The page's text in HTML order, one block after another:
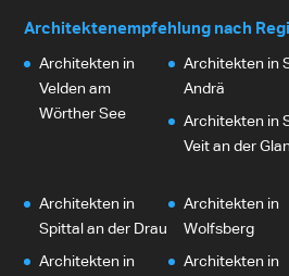
Architektenempfehlung nach
Architekten in
Velden am
Wörther See
Architekten in
Andrä
Architekten in
Veit an der Glan
Architekten in
Spittal an der Drau
Architekten in
Wolfsberg
Architekten in
Architekten in